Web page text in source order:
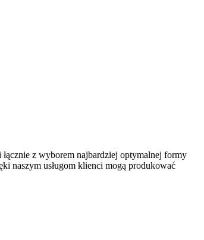
z wyborem najbardziej optymalnej formy
naszym usługom klienci mogą produkować